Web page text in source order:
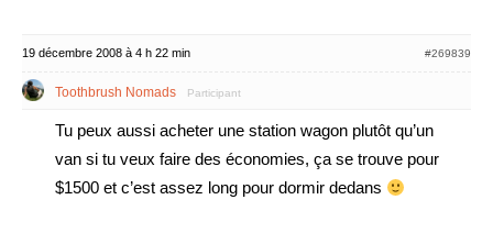
19 décembre 2008 à 4 h 22 min #269839
Toothbrush Nomads Participant
Tu peux aussi acheter une station wagon plutôt qu’un
van si tu veux faire des économies, ça se trouve pour
$1500 et c’est assez long pour dormir dedans